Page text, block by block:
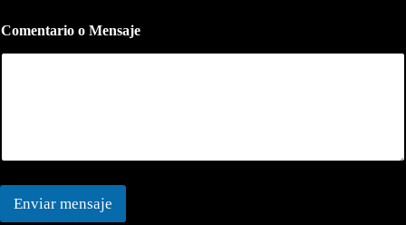
Comentario o Mensaje
Enviar mensaje